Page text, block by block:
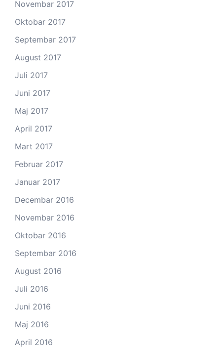
Novembar 2017
Oktobar 2017
Septembar 2017
August 2017
Juli 2017
Juni 2017
Maj 2017
April 2017
Mart 2017
Februar 2017
Januar 2017
Decembar 2016
Novembar 2016
Oktobar 2016
Septembar 2016
August 2016
Juli 2016
Juni 2016
Maj 2016
April 2016